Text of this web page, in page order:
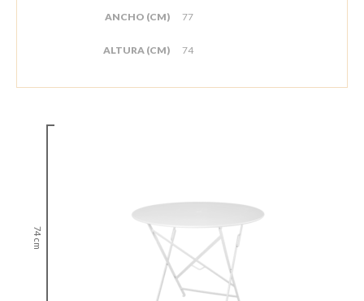
ANCHO (CM) 77
ALTURA (CM) 74
74 cm